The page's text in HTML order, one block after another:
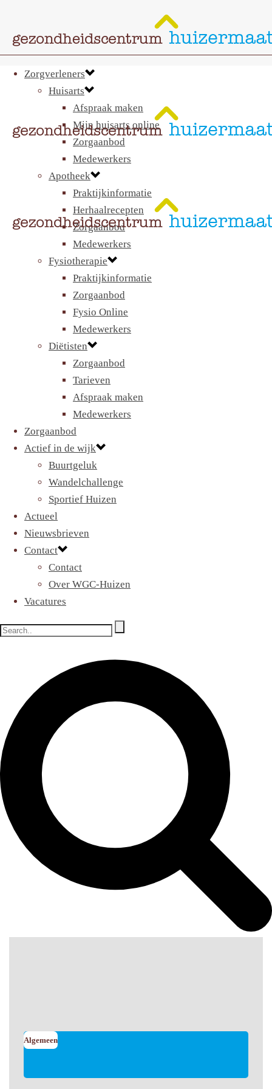
Zorgverleners
Huisarts
Afspraak maken
Mijn huisarts online
Zorgaanbod
Medewerkers
Apotheek
Praktijkinformatie
Herhaalrecepten
Zorgaanbod
Medewerkers
Fysiotherapie
Praktijkinformatie
Zorgaanbod
Fysio Online
Medewerkers
Diëtisten
Zorgaanbod
Tarieven
Afspraak maken
Medewerkers
Zorgaanbod
Actief in de wijk
Buurtgeluk
Wandelchallenge
Sportief Huizen
Actueel
Nieuwsbrieven
Contact
Contact
Over WGC-Huizen
Vacatures
Algemeen